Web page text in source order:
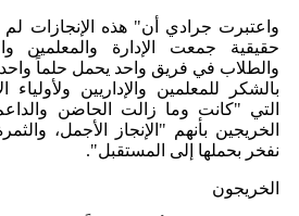
واعتبرت جرادي أن" هذه الإنجازات
حقيقية جمعت الإدارة والمعلمين
والطلاب في فريق واحد يحمل حلماً
بالشكر للمعلمين والإداريين
التي "كانت وما زالت الحاضن
الخريجين بأنهم "الإنجاز الأجمل،
نفخر بحملها إلى المستقبل".
الخريجون